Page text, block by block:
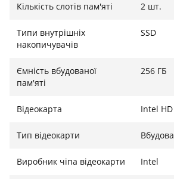
складних офісних чи
Енергоефективність і надійність
що робить його економним і
рішенням. Цей міні-ПК
урахуванням довговічності та
тому стане надійним інструментом
Кількість слотів пам'яті 2 шт.
Типи внутрішніх
накопичувачів
SSD
Ємність вбудованої
пам'яті
256 ГБ
Відеокарта Intel
Тип відеокарти
Виробник чіпа відеокарти Intel